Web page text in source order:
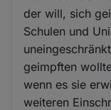
der will, sich
Schulen und
geimpften
wenn es sie
weiteren